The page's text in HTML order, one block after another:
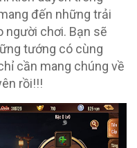
đến những trải
người chơi. Bạn sẽ
tướng có cùng
cần mang chúng về
rồi!!!